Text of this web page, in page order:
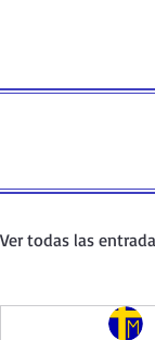
Ver todas las
Oración de la